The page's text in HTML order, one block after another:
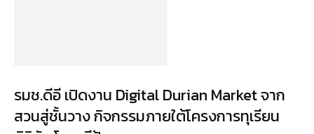
รมช.ดีอี เปิดงาน Digital Durian Market จาก
สวนสู่ชั้นวาง กิจกรรมภายใต้โครงการทุเรียน